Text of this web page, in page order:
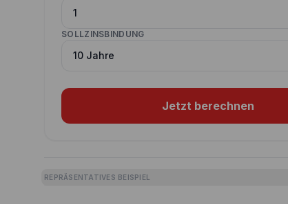
SOLLZINSBINDUNG
Jetzt berechnen
REPRÄSENTATIVES BEISPIEL